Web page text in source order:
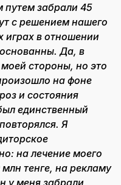
путем забрали 45
с решением нашего
играх в отношении
Да, в
стороны, но это
на фоне
и состояния
единственный
Я
на лечение моего
тенге, на рекламу
у меня забрали